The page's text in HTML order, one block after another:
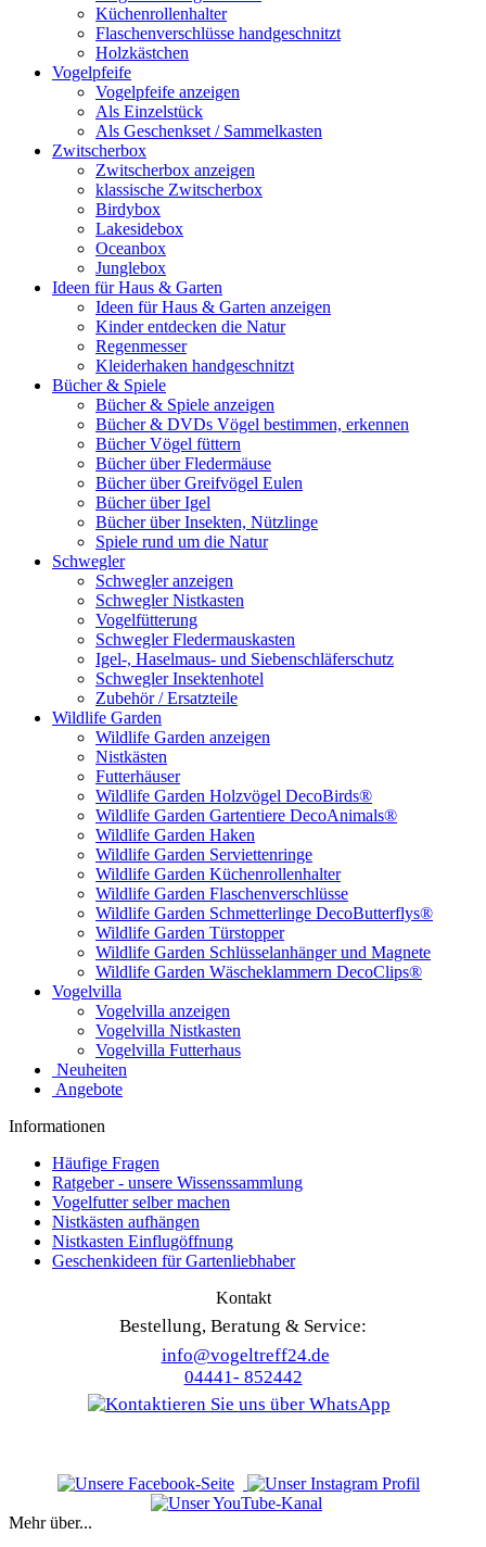
Küchenrollenhalter
Flaschenverschlüsse handgeschnitzt
Holzkästchen
Vogelpfeife
Vogelpfeife anzeigen
Als Einzelstück
Als Geschenkset / Sammelkasten
Zwitscherbox
Zwitscherbox anzeigen
klassische Zwitscherbox
Birdybox
Lakesidebox
Oceanbox
Junglebox
Ideen für Haus & Garten
Ideen für Haus & Garten anzeigen
Kinder entdecken die Natur
Regenmesser
Kleiderhaken handgeschnitzt
Bücher & Spiele
Bücher & Spiele anzeigen
Bücher & DVDs Vögel bestimmen, erkennen
Bücher Vögel füttern
Bücher über Fledermäuse
Bücher über Greifvögel Eulen
Bücher über Igel
Bücher über Insekten, Nützlinge
Spiele rund um die Natur
Schwegler
Schwegler anzeigen
Schwegler Nistkasten
Vogelfütterung
Schwegler Fledermauskasten
Igel-, Haselmaus- und Siebenschläferschutz
Schwegler Insektenhotel
Zubehör / Ersatzteile
Wildlife Garden
Wildlife Garden anzeigen
Nistkästen
Futterhäuser
Wildlife Garden Holzvögel DecoBirds®
Wildlife Garden Gartentiere DecoAnimals®
Wildlife Garden Haken
Wildlife Garden Serviettenringe
Wildlife Garden Küchenrollenhalter
Wildlife Garden Flaschenverschlüsse
Wildlife Garden Schmetterlinge DecoButterflys®
Wildlife Garden Türstopper
Wildlife Garden Schlüsselanhänger und Magnete
Wildlife Garden Wäscheklammern DecoClips®
Vogelvilla
Vogelvilla anzeigen
Vogelvilla Nistkasten
Vogelvilla Futterhaus
Neuheiten
Angebote
Informationen
Häufige Fragen
Ratgeber - unsere Wissenssammlung
Vogelfutter selber machen
Nistkästen aufhängen
Nistkasten Einflugöffnung
Geschenkideen für Gartenliebhaber
Kontakt
Bestellung, Beratung & Service:
info@vogeltreff24.de
04441- 852442
Mehr über...